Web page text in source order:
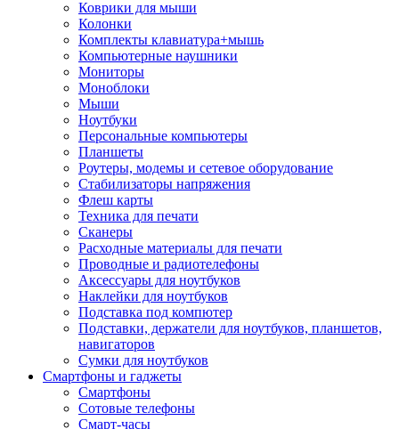
Коврики для мыши
Колонки
Комплекты клавиатура+мышь
Компьютерные наушники
Мониторы
Моноблоки
Мыши
Ноутбуки
Персональные компьютеры
Планшеты
Роутеры, модемы и сетевое оборудование
Стабилизаторы напряжения
Флеш карты
Техника для печати
Сканеры
Расходные материалы для печати
Проводные и радиотелефоны
Аксессуары для ноутбуков
Наклейки для ноутбуков
Подставка под компютер
Подставки, держатели для ноутбуков, планшетов,
навигаторов
Сумки для ноутбуков
Смартфоны и гаджеты
Смартфоны
Сотовые телефоны
Смарт-часы